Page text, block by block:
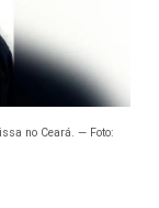
no Ceará. — Foto: